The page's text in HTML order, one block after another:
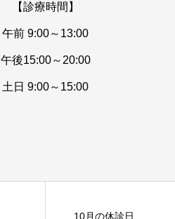
【診療時間】
午前 9:00～13:00
午後15:00～20:00
土日 9:00～15:00
10月の休診日